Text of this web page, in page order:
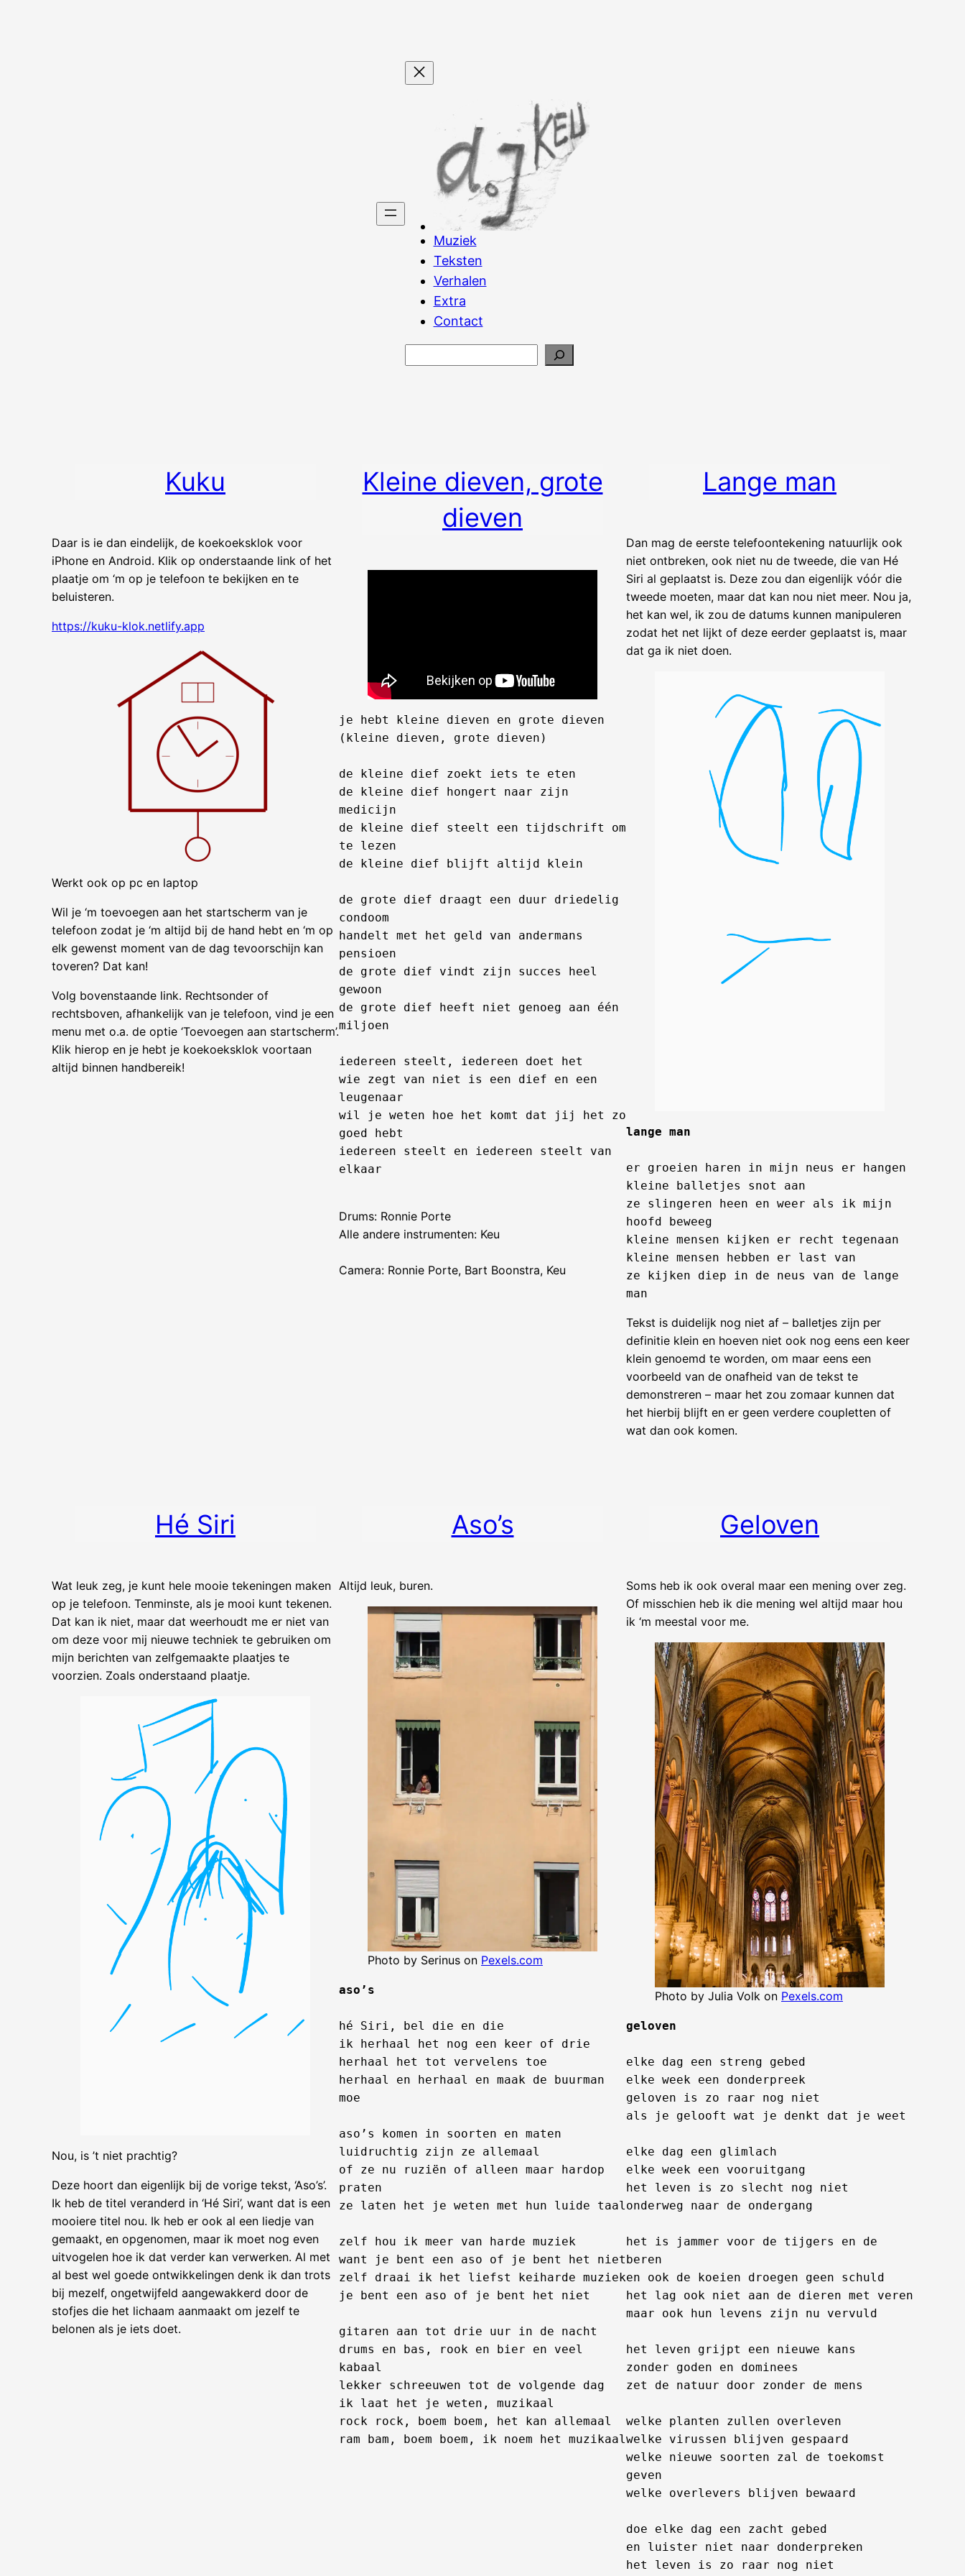
Muziek
Teksten
Verhalen
Extra
Contact
Kuku
Daar is ie dan eindelijk, de koekoeksklok voor
iPhone en Android. Klik op onderstaande link of het
plaatje om ‘m op je telefoon te bekijken en te
beluisteren.
https://kuku-klok.netlify.app
Werkt ook op pc en laptop
Wil je ‘m toevoegen aan het startscherm van je
telefoon zodat je ‘m altijd bij de hand hebt en ‘m op
elk gewenst moment van de dag tevoorschijn kan
toveren? Dat kan!
Volg bovenstaande link. Rechtsonder of
rechtsboven, afhankelijk van je telefoon, vind je een
menu met o.a. de optie ‘Toevoegen aan startscherm’.
Klik hierop en je hebt je koekoeksklok voortaan
altijd binnen handbereik!
Kleine dieven, grote
dieven
je hebt kleine dieven en grote dieven
(kleine dieven, grote dieven)
de kleine dief zoekt iets te eten
de kleine dief hongert naar zijn
medicijn
de kleine dief steelt een tijdschrift om
te lezen
de kleine dief blijft altijd klein
de grote dief draagt een duur driedelig
condoom
handelt met het geld van andermans
pensioen
de grote dief vindt zijn succes heel
gewoon
de grote dief heeft niet genoeg aan één
miljoen
iedereen steelt, iedereen doet het
wie zegt van niet is een dief en een
leugenaar
wil je weten hoe het komt dat jij het zo
goed hebt
iedereen steelt en iedereen steelt van
elkaar
Drums: Ronnie Porte
Alle andere instrumenten: Keu
Camera: Ronnie Porte, Bart Boonstra, Keu
Lange man
Dan mag de eerste telefoontekening natuurlijk ook
niet ontbreken, ook niet nu de tweede, die van Hé
Siri al geplaatst is. Deze zou dan eigenlijk vóór die
tweede moeten, maar dat kan nou niet meer. Nou ja,
het kan wel, ik zou de datums kunnen manipuleren
zodat het net lijkt of deze eerder geplaatst is, maar
dat ga ik niet doen.
lange man
er groeien haren in mijn neus er hangen
kleine balletjes snot aan
ze slingeren heen en weer als ik mijn
hoofd beweeg
kleine mensen kijken er recht tegenaan
kleine mensen hebben er last van
ze kijken diep in de neus van de lange
Tekst is duidelijk nog niet af – balletjes zijn per
definitie klein en hoeven niet ook nog eens een keer
klein genoemd te worden, om maar eens een
voorbeeld van de onafheid van de tekst te
demonstreren – maar het zou zomaar kunnen dat
het hierbij blijft en er geen verdere coupletten of
wat dan ook komen.
Hé Siri
Wat leuk zeg, je kunt hele mooie tekeningen maken
op je telefoon. Tenminste, als je mooi kunt tekenen.
Dat kan ik niet, maar dat weerhoudt me er niet van
om deze voor mij nieuwe techniek te gebruiken om
mijn berichten van zelfgemaakte plaatjes te
voorzien. Zoals onderstaand plaatje.
Nou, is ’t niet prachtig?
Deze hoort dan eigenlijk bij de vorige tekst, ‘Aso’s’.
Ik heb de titel veranderd in ‘Hé Siri’, want dat is een
mooiere titel nou. Ik heb er ook al een liedje van
gemaakt, en opgenomen, maar ik moet nog even
uitvogelen hoe ik dat verder kan verwerken. Al met
al best wel goede ontwikkelingen denk ik dan trots
bij mezelf, ongetwijfeld aangewakkerd door de
stofjes die het lichaam aanmaakt om jezelf te
belonen als je iets doet.
Aso’s
Altijd leuk, buren.
Photo by Serinus on Pexels.com
aso’s
hé Siri, bel die en die
ik herhaal het nog een keer of drie
herhaal het tot vervelens toe
herhaal en herhaal en maak de buurman
moe
aso’s komen in soorten en maten
luidruchtig zijn ze allemaal
of ze nu ruziën of alleen maar hardop
praten
ze laten het je weten met hun luide taal
zelf hou ik meer van harde muziek
want je bent een aso of je bent het niet
zelf draai ik het liefst keiharde muziek
je bent een aso of je bent het niet
gitaren aan tot drie uur in de nacht
drums en bas, rook en bier en veel
kabaal
lekker schreeuwen tot de volgende dag
ik laat het je weten, muzikaal
rock rock, boem boem, het kan allemaal
Geloven
Soms heb ik ook overal maar een mening over zeg.
Of misschien heb ik die mening wel altijd maar hou
ik ‘m meestal voor me.
Photo by Julia Volk on Pexels.com
geloven
elke dag een streng gebed
elke week een donderpreek
geloven is zo raar nog niet
als je gelooft wat je denkt dat je weet
elke dag een glimlach
elke week een vooruitgang
het leven is zo slecht nog niet
onderweg naar de ondergang
het is jammer voor de tijgers en de
beren
en ook de koeien droegen geen schuld
het lag ook niet aan de dieren met veren
maar ook hun levens zijn nu vervuld
het leven grijpt een nieuwe kans
zonder goden en dominees
zet de natuur door zonder de mens
welke planten zullen overleven
welke virussen blijven gespaard
welke nieuwe soorten zal de toekomst
geven
welke overlevers blijven bewaard
doe elke dag een zacht gebed
en luister niet naar donderpreken
het leven is zo raar nog niet